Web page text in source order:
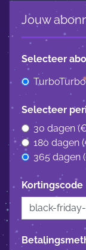
Jouw
Selecteer
Selecteer
30 dagen
180 dagen
365 dagen
Kortingscode